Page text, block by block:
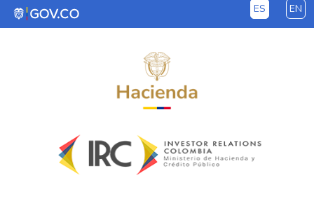
Saltar al contenido principal ES EN